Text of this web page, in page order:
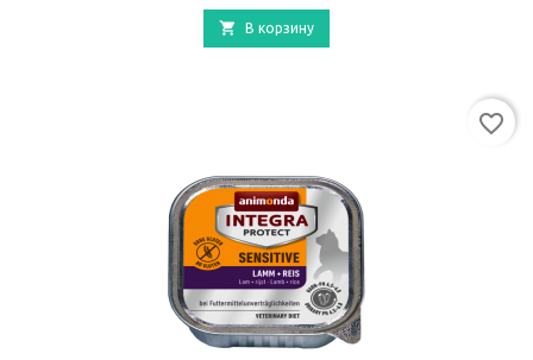
 В корзину
favorite_border